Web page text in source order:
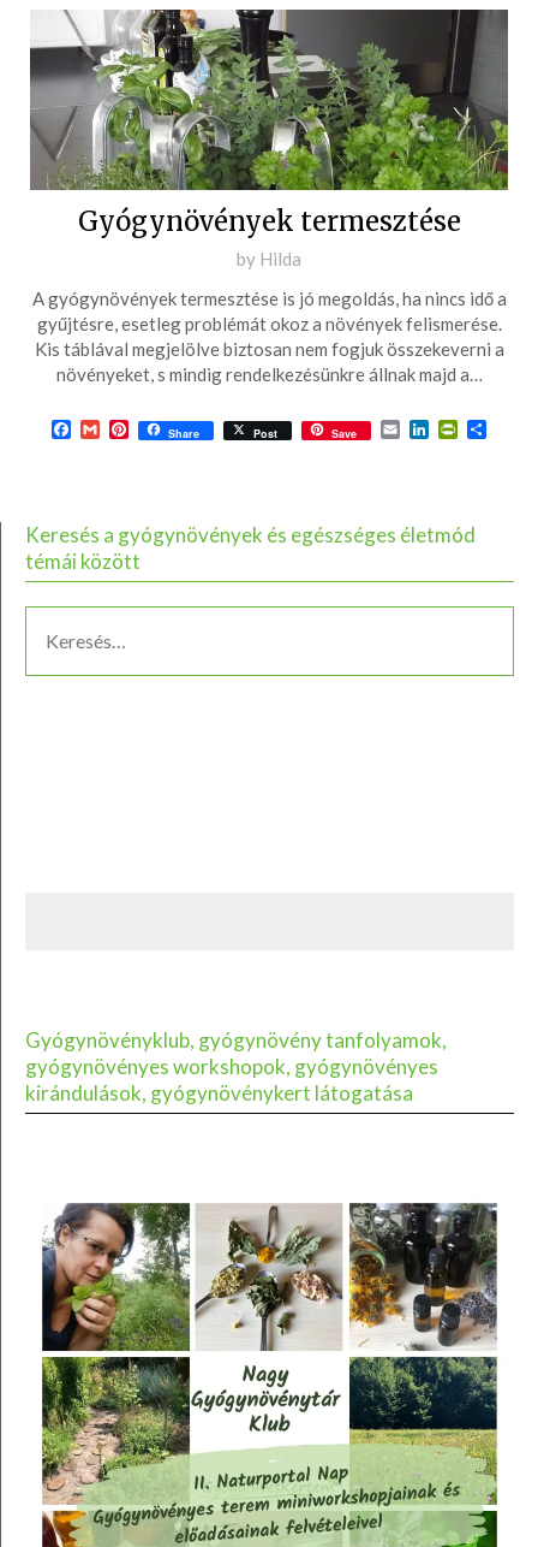
Gyógynövények termesztése
Posted
2016-
04-
26
by Hilda
A gyógynövények termesztése is jó megoldás, ha nincs idő a
gyűjtésre, esetleg problémát okoz a növények felismerése.
Kis táblával megjelölve biztosan nem fogjuk összekeverni a
növényeket, s mindig rendelkezésünkre állnak majd a…
Facebook
GmailPinterest
Share Post Save EmailLinkedIn
Keresés a gyógynövények és egészséges életmód
témái között
Gyógynövényklub, gyógynövény tanfolyamok,
gyógynövényes workshopok, gyógynövényes
kirándulások, gyógynövénykert látogatása